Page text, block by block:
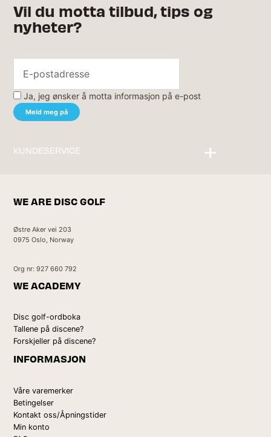
Vil du motta tilbud, tips og
nyheter?
Ja, jeg ønsker å motta informasjon på e-post
KUNDESERVICE
WE ARE DISC GOLF
Østre Aker vei 203
0975 Oslo, Norway
Org nr: 927 660 792
WE ACADEMY
Disc golf-ordboka
Tallene på discene?
Forskjeller på discene?
INFORMASJON
Våre varemerker
Betingelser
Kontakt oss/Åpningstider
Min konto